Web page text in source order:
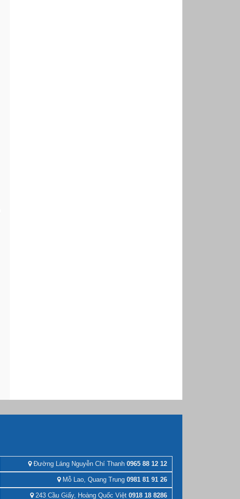
Đường Láng Nguyễn Chí Thanh0965 88 12 12
Mỗ Lao, Quang Trung0981 81 91 26
243 Cầu Giấy, Hoàng Quốc Việt0918 18 8286